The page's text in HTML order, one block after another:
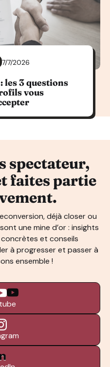
7/7/2026
les 3 questions
vous
spectateur,
faites partie
déjà closer ou
une mine d’or : insights
et conseils
à progresser et passer à
ensemble !